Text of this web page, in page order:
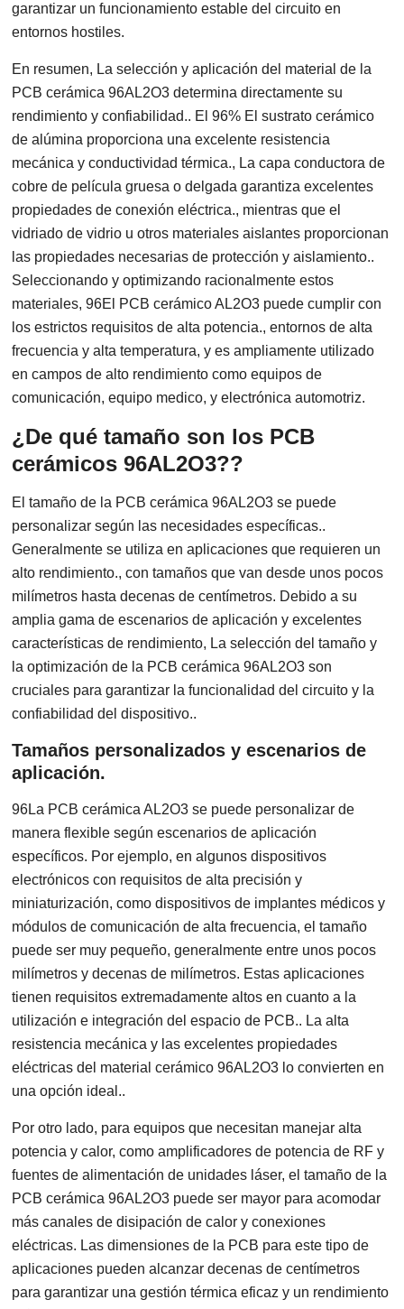
garantizar un funcionamiento estable del circuito en
entornos hostiles.
En resumen, La selección y aplicación del material de la
PCB cerámica 96AL2O3 determina directamente su
rendimiento y confiabilidad.. El 96% El sustrato cerámico
de alúmina proporciona una excelente resistencia
mecánica y conductividad térmica., La capa conductora de
cobre de película gruesa o delgada garantiza excelentes
propiedades de conexión eléctrica., mientras que el
vidriado de vidrio u otros materiales aislantes proporcionan
las propiedades necesarias de protección y aislamiento..
Seleccionando y optimizando racionalmente estos
materiales, 96El PCB cerámico AL2O3 puede cumplir con
los estrictos requisitos de alta potencia., entornos de alta
frecuencia y alta temperatura, y es ampliamente utilizado
en campos de alto rendimiento como equipos de
comunicación, equipo medico, y electrónica automotriz.
¿De qué tamaño son los PCB
cerámicos 96AL2O3??
El tamaño de la PCB cerámica 96AL2O3 se puede
personalizar según las necesidades específicas..
Generalmente se utiliza en aplicaciones que requieren un
alto rendimiento., con tamaños que van desde unos pocos
milímetros hasta decenas de centímetros. Debido a su
amplia gama de escenarios de aplicación y excelentes
características de rendimiento, La selección del tamaño y
la optimización de la PCB cerámica 96AL2O3 son
cruciales para garantizar la funcionalidad del circuito y la
confiabilidad del dispositivo..
Tamaños personalizados y escenarios de
aplicación.
96La PCB cerámica AL2O3 se puede personalizar de
manera flexible según escenarios de aplicación
específicos. Por ejemplo, en algunos dispositivos
electrónicos con requisitos de alta precisión y
miniaturización, como dispositivos de implantes médicos y
módulos de comunicación de alta frecuencia, el tamaño
puede ser muy pequeño, generalmente entre unos pocos
milímetros y decenas de milímetros. Estas aplicaciones
tienen requisitos extremadamente altos en cuanto a la
utilización e integración del espacio de PCB.. La alta
resistencia mecánica y las excelentes propiedades
eléctricas del material cerámico 96AL2O3 lo convierten en
una opción ideal..
Por otro lado, para equipos que necesitan manejar alta
potencia y calor, como amplificadores de potencia de RF y
fuentes de alimentación de unidades láser, el tamaño de la
PCB cerámica 96AL2O3 puede ser mayor para acomodar
más canales de disipación de calor y conexiones
eléctricas. Las dimensiones de la PCB para este tipo de
aplicaciones pueden alcanzar decenas de centímetros
para garantizar una gestión térmica eficaz y un rendimiento